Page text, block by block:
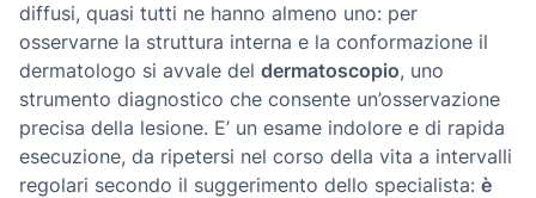
diffusi, quasi tutti ne hanno almeno uno: per
osservarne la struttura interna e la conformazione il
dermatologo si avvale del dermatoscopio, uno
strumento diagnostico che consente un’osservazione
precisa della lesione. E’ un esame indolore e di rapida
esecuzione, da ripetersi nel corso della vita a intervalli
regolari secondo il suggerimento dello specialista: è